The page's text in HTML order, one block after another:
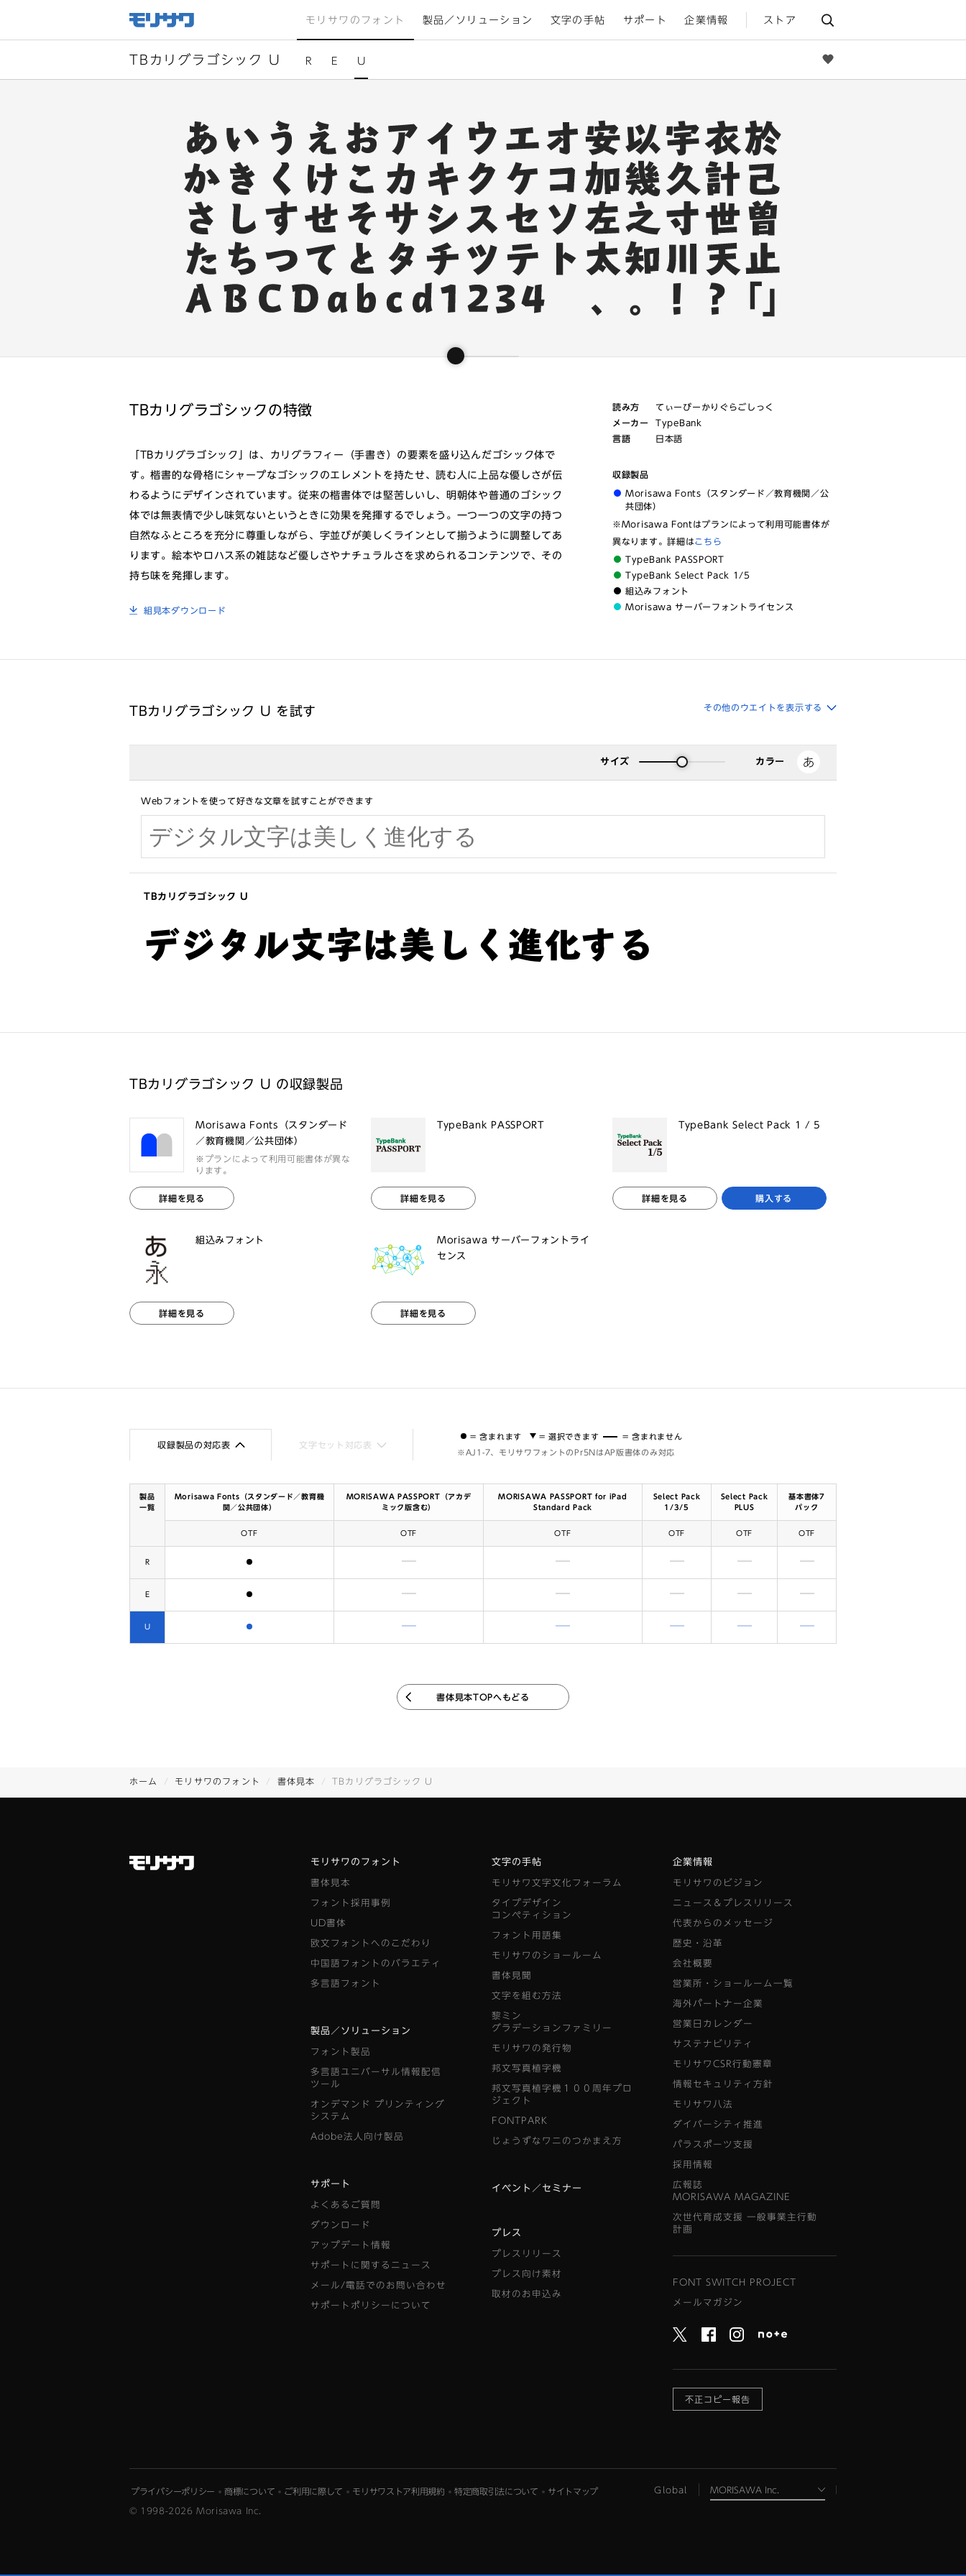
モリサワのフォント 製品／ソリューション 文字の手帖 サポート 企業情報 ストア
TBカリグラゴシック U R E U
TBカリグラゴシックの特徴
「TBカリグラゴシック」は、カリグラフィー（手書き）の要素を盛り込んだゴシック体で
す。楷書的な骨格にシャープなゴシックのエレメントを持たせ、読む人に上品な優しさが伝
わるようにデザインされています。従来の楷書体では堅苦しいし、明朝体や普通のゴシック
体では無表情で少し味気ないというときに効果を発揮するでしょう。一つ一つの文字の持つ
自然なふところを充分に尊重しながら、字並びが美しくラインとして揃うように調整してあ
ります。絵本やロハス系の雑誌など優しさやナチュラルさを求められるコンテンツで、その
持ち味を発揮します。
組見本ダウンロード
読み方
てぃーびーかりぐらごしっく
メーカー
TypeBank
言語
日本語
収録製品
Morisawa Fonts（スタンダード／教育機関／公
共団体）
※Morisawa Fontはプランによって利用可能書体が
異なります。詳細はこちら
TypeBank PASSPORT
TypeBank Select Pack 1/5
組込みフォント
Morisawa サーバーフォントライセンス
TBカリグラゴシック U を試す その他のウエイトを表示する
サイズ カラー
Webフォントを使って好きな文章を試すことができます
TBカリグラゴシック U
デジタル文字は美しく進化する
TBカリグラゴシック U の収録製品
Morisawa Fonts（スタンダード
／教育機関／公共団体）
※プランによって利用可能書体が異な
ります。
詳細を見る
TypeBank PASSPORT
詳細を見る
TypeBank Select Pack 1 / 5
詳細を見る 購入する
組込みフォント
詳細を見る
Morisawa サーバーフォントライ
センス
詳細を見る
収録製品の対応表 文字セット対応表
= 含まれます = 選択できます
= 含まれません
※AJ1-7、モリサワフォントのPr5NはAP版書体のみ対応
製品
一覧
Morisawa Fonts（スタンダード／教育機
関／公共団体）
MORISAWA PASSPORT（アカデ
ミック版含む）
MORISAWA PASSPORT for iPad
Standard Pack
Select Pack
1/3/5
Select Pack
PLUS
基本書体7
パック
OTF OTF OTF OTF OTF OTF
R 含まれません 含まれません 含まれません 含まれません
E 含まれません 含まれません 含まれません 含まれません
U 含まれません 含まれません 含まれません 含まれません
書体見本TOPへもどる
ホーム モリサワのフォント 書体見本 TBカリグラゴシック U
モリサワのフォント
書体見本
フォント採用事例
UD書体
欧文フォントへのこだわり
中国語フォントのバラエティ
多言語フォント
製品／ソリューション
フォント製品
多言語ユニバーサル情報配信
ツール
オンデマンド プリンティング
システム
Adobe法人向け製品
サポート
よくあるご質問
ダウンロード
アップデート情報
サポートに関するニュース
メール/電話でのお問い合わせ
サポートポリシーについて
文字の手帖
モリサワ文字文化フォーラム
タイプデザイン
コンペティション
フォント用語集
モリサワのショールーム
書体見聞
文字を組む方法
黎ミン
グラデーションファミリー
モリサワの発行物
邦文写真植字機
邦文写真植字機１００周年プロ
ジェクト
FONTPARK
じょうずなワニのつかまえ方
イベント／セミナー
プレス
プレスリリース
プレス向け素材
取材のお申込み
企業情報
モリサワのビジョン
ニュース＆プレスリリース
代表からのメッセージ
歴史・沿革
会社概要
営業所・ショールーム一覧
海外パートナー企業
営業日カレンダー
サステナビリティ
モリサワCSR行動憲章
情報セキュリティ方針
モリサワ八法
ダイバーシティ推進
パラスポーツ支援
採用情報
広報誌
MORISAWA MAGAZINE
次世代育成支援 一般事業主行動
計画
FONT SWITCH PROJECT
メールマガジン
不正コピー報告
プライバシーポリシー 商標について ご利用に際して モリサワストア利用規約 特定商取引法について サイトマップ Global
© 1998-2026 Morisawa Inc.